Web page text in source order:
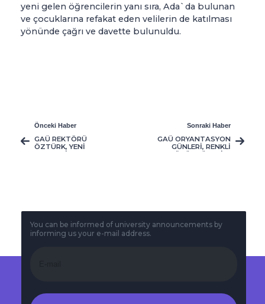
yeni gelen öğrencilerin yanı sıra, Ada`da bulunan
ve çocuklarına refakat eden velilerin de katılması
yönünde çağrı ve davette bulunuldu.
Önceki Haber
GAÜ REKTÖRÜ
ÖZTÜRK, YENİ
AKADEMİK YIL
Sonraki Haber
GAÜ ORYANTASYON
GÜNLERİ, RENKLİ
GÖRÜNTÜLER İLE
You can be informed of university announcements by
informing us your e-mail address.